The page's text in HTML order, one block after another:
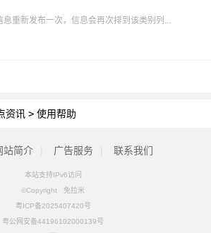
重新发布一次，信息会再次排到该类别列...
资讯 > 使用帮助
站简介 广告服务 联系我们
本站支持IPv6访问
©Copyright 兔拉米
粤ICP备2025407420号
粤公网安备44196102000139号